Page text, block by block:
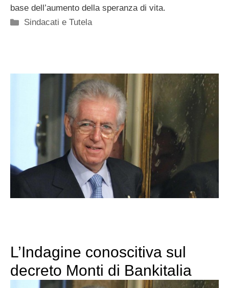
base dell’aumento della speranza di vita.
Categorie
Sindacati e Tutela
L’Indagine conoscitiva sul
decreto Monti di Bankitalia